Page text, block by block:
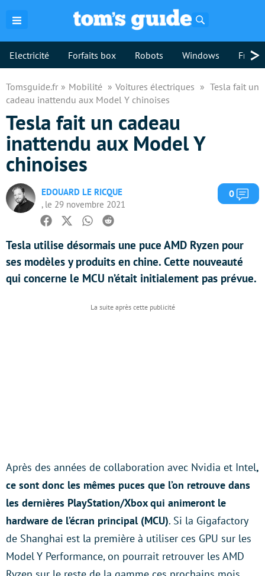
Electricité Forfaits box Robots Windows >
Tomsguide.fr Mobilité Voitures électriques
Tesla fait un
cadeau inattendu aux Model Y chinoises
Tesla fait un cadeau
inattendu aux Model Y
chinoises
EDOUARD LE RICQUE
, le 29 novembre 2021
0
Facebook
TwitterWhatsapp
Reddit
Tesla utilise désormais une puce AMD Ryzen pour
ses modèles y produits en chine. Cette nouveauté
qui concerne le MCU n’était initialement pas prévue.
Après des années de collaboration avec Nvidia et Intel,
ce sont donc les mêmes puces que l’on retrouve dans
les dernières PlayStation/Xbox qui animeront le
hardware de l’écran principal (MCU). Si la Gigafactory
de Shanghai est la première à utiliser ces GPU sur les
Model Y Performance, on pourrait retrouver les AMD